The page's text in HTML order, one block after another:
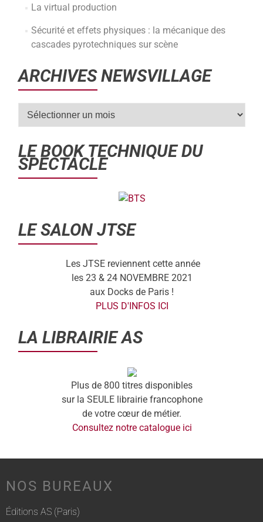
La virtual production
Sécurité et effets physiques : la mécanique des
cascades pyrotechniques sur scène
ARCHIVES NEWSVILLAGE
LE BOOK TECHNIQUE DU
SPECTACLE
LE SALON JTSE
Les JTSE reviennent cette année
les 23 & 24 NOVEMBRE 2021
aux Docks de Paris !
PLUS D'INFOS ICI
LA LIBRAIRIE AS
Plus de 800 titres disponibles
sur la SEULE librairie francophone
de votre cœur de métier.
Consultez notre catalogue ici
NOS BUREAUX
Éditions AS (Paris)